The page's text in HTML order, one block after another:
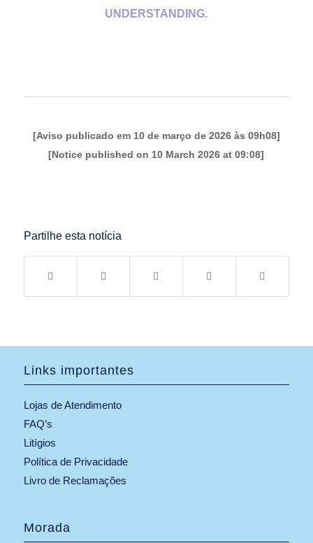
UNDERSTANDING.
[Aviso publicado em 10 de março de 2026 às 09h08]
[Notice published on 10 March 2026 at 09:08]
Partilhe esta notícia
Links importantes
Lojas de Atendimento
FAQ’s
Litígios
Política de Privacidade
Livro de Reclamações
Morada